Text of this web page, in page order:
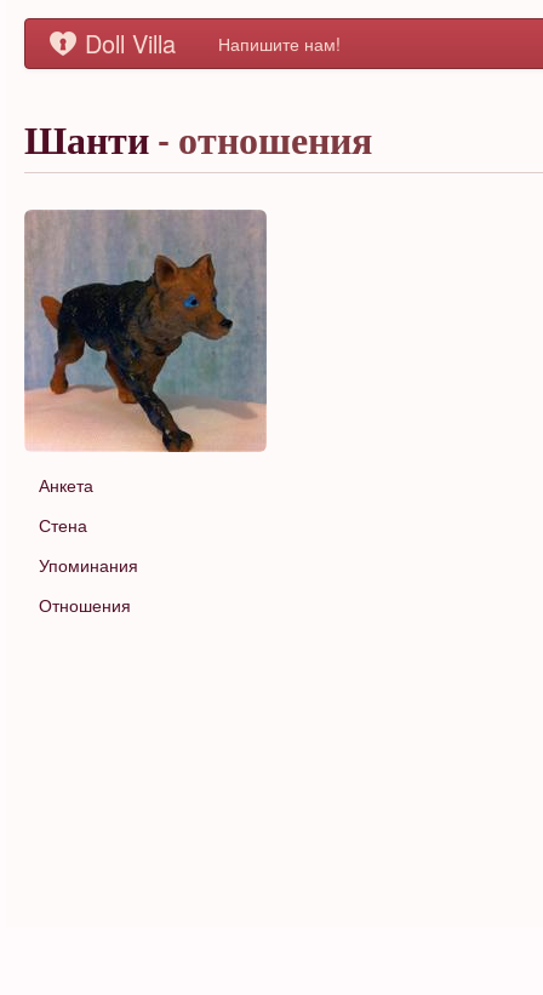
Doll Villa Напишите нам!
Шанти - отношения
Анкета
Стена
Упоминания
Отношения